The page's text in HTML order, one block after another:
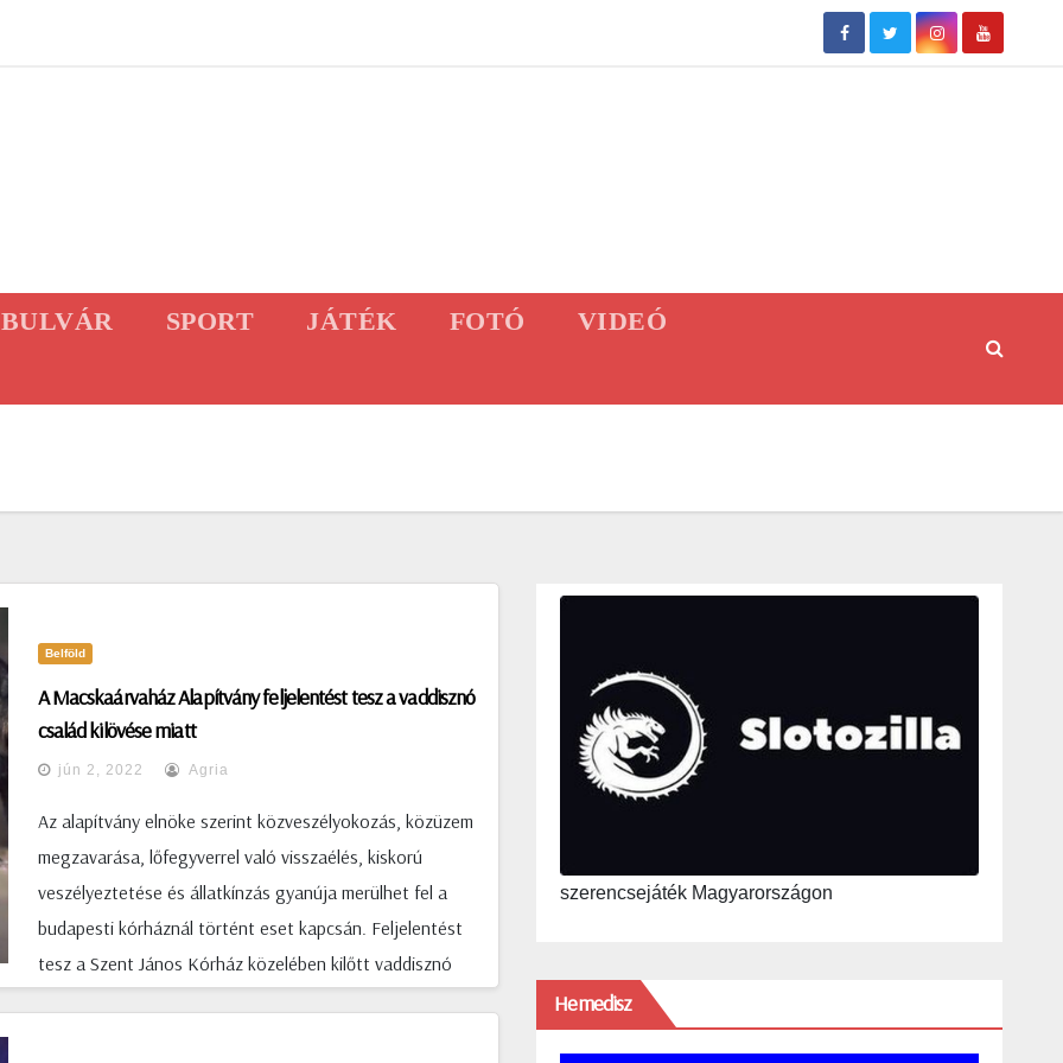
BULVÁR SPORT JÁTÉK FOTÓ
VIDEÓ
Belföld
A Macskaárvaház Alapítvány feljelentést tesz a vaddisznó
család kilövése miatt
jún 2, 2022 Agria
Az alapítvány elnöke szerint közveszélyokozás, közüzem
megzavarása, lőfegyverrel való visszaélés, kiskorú
veszélyeztetése és állatkínzás gyanúja merülhet fel a
budapesti kórháznál történt eset kapcsán. Feljelentést
tesz a Szent János Kórház közelében kilőtt vaddisznó
szerencsejáték Magyarországon
Hemedisz